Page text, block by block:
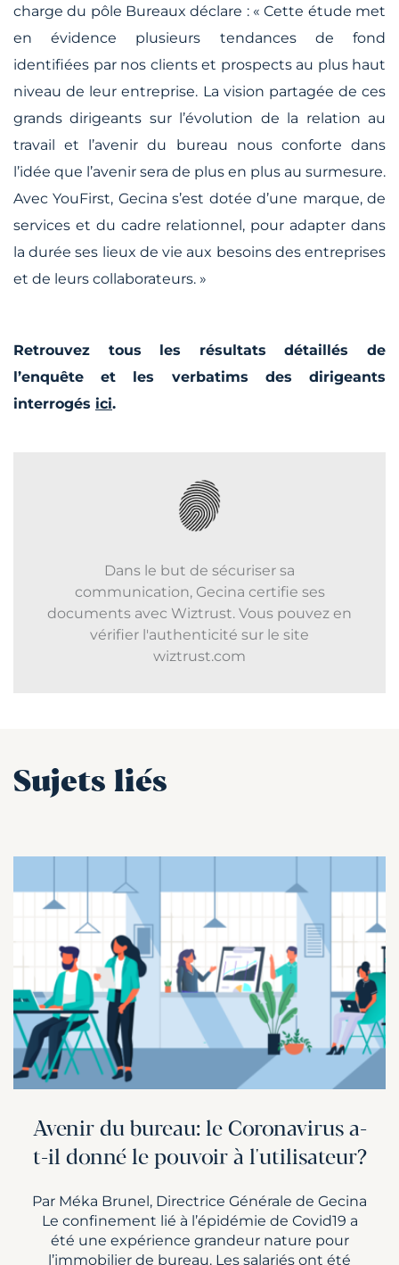
charge du pôle Bureaux déclare : « Cette étude met
en évidence plusieurs tendances de fond
identifiées par nos clients et prospects au plus haut
niveau de leur entreprise. La vision partagée de ces
grands dirigeants sur l’évolution de la relation au
travail et l’avenir du bureau nous conforte dans
l’idée que l’avenir sera de plus en plus au surmesure.
Avec YouFirst, Gecina s’est dotée d’une marque, de
services et du cadre relationnel, pour adapter dans
la durée ses lieux de vie aux besoins des entreprises
et de leurs collaborateurs. »
Retrouvez tous les résultats détaillés de
l’enquête et les verbatims des dirigeants
interrogés ici.
Dans le but de sécuriser sa
communication, Gecina certifie ses
documents avec Wiztrust. Vous pouvez en
vérifier l'authenticité sur le site
wiztrust.com
Sujets liés
Avenir du bureau: le Coronavirus a-
t-il donné le pouvoir à l'utilisateur?
Par Méka Brunel, Directrice Générale de Gecina
Le confinement lié à l’épidémie de Covid19 a
été une expérience grandeur nature pour
l’immobilier de bureau. Les salariés ont été